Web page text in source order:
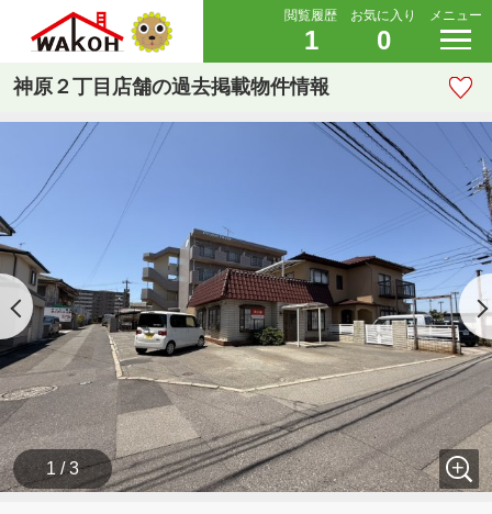
閲覧履歴
1
お気に入り
0
メニュー
神原２丁目店舗の過去掲載物件情報
1 / 3